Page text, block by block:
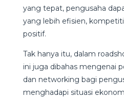
yang tepat, pengusaha
yang lebih efisien,
positif.
Tak hanya itu, dalam
ini juga dibahas mengenai
dan networking bagi
menghadapi situasi